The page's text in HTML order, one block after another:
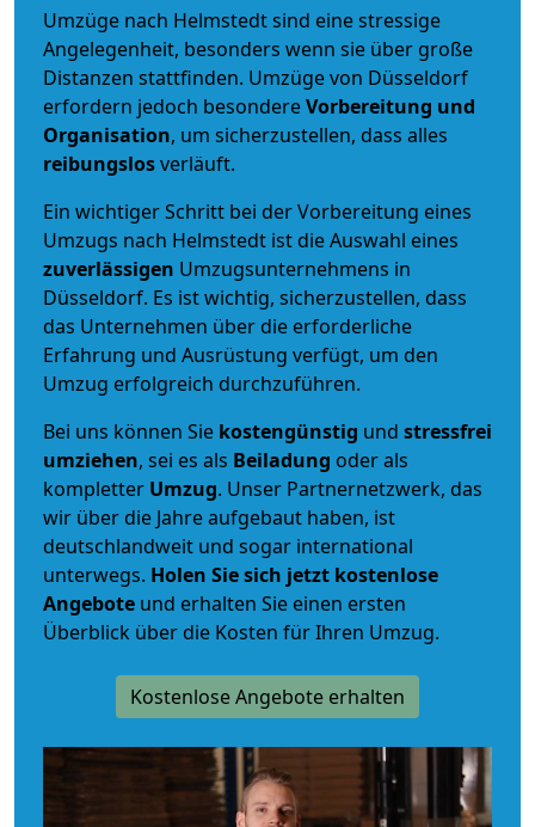
Umzüge nach Helmstedt sind eine stressige
Angelegenheit, besonders wenn sie über große
Distanzen stattfinden. Umzüge von Düsseldorf
erfordern jedoch besondereVorbereitung und
Organisation, um sicherzustellen, dass alles
reibungslosverläuft.
Ein wichtiger Schritt bei der Vorbereitung eines
Umzugs nach Helmstedt ist die Auswahl eines
zuverlässigen Umzugsunternehmens in
Düsseldorf. Es ist wichtig, sicherzustellen, dass
das Unternehmen über die erforderliche
Erfahrung und Ausrüstung verfügt, um den
Umzug erfolgreich durchzuführen.
Bei uns können Sie kostengünstig und stressfrei
umziehen, sei es als Beiladung oder als
kompletter Umzug. Unser Partnernetzwerk, das
wir über die Jahre aufgebaut haben, ist
deutschlandweit und sogar international
unterwegs. Holen Sie sich jetzt kostenlose
Angebote und erhalten Sie einen ersten
Überblick über die Kosten für Ihren Umzug.
Kostenlose Angebote erhalten